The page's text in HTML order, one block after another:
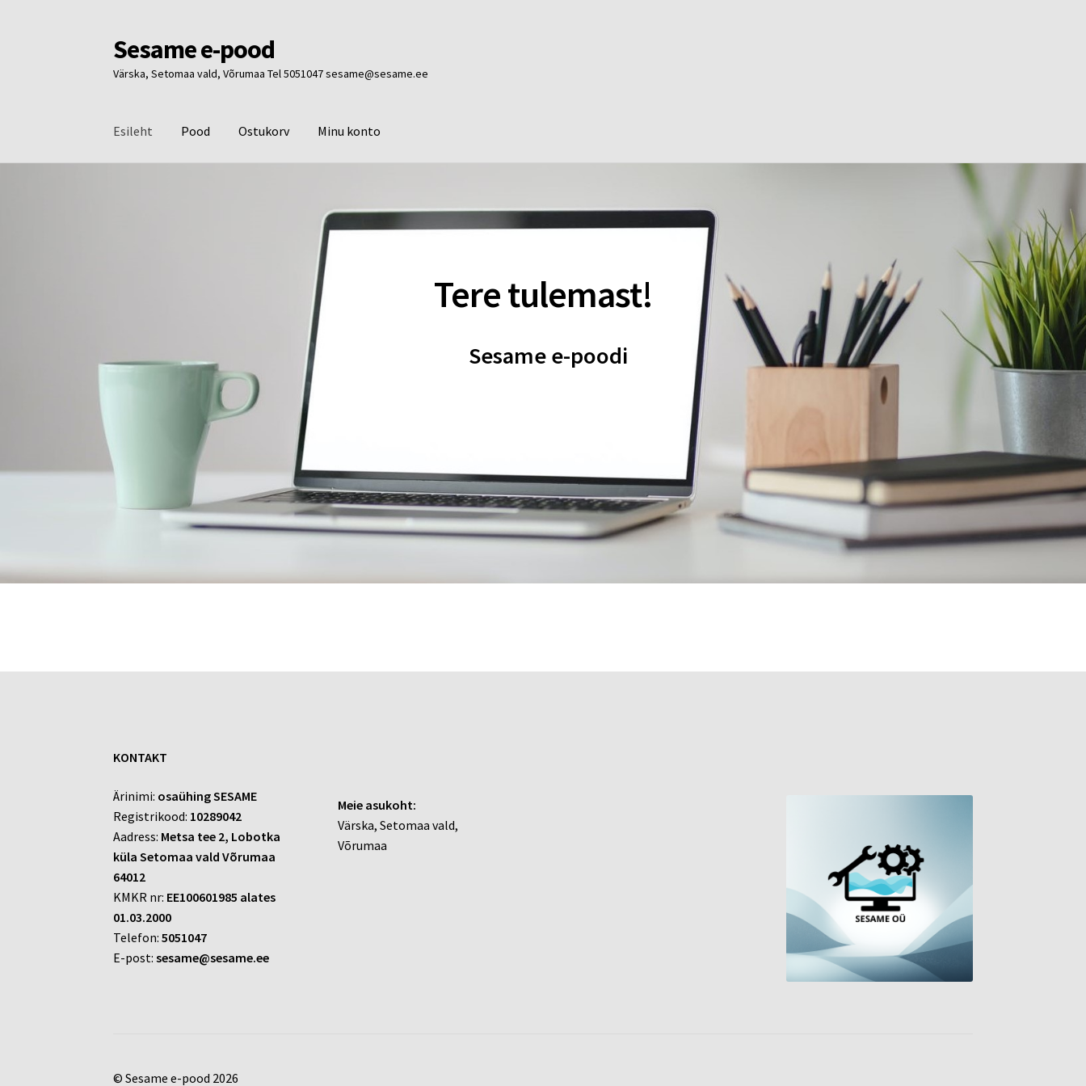
Liigu
navigeerimisele
Liigu
sisu
juurde
Sesame e-pood
Värska, Setomaa vald, Võrumaa Tel 5051047 sesame@sesame.ee
Esileht Pood Ostukorv Minu konto
Tere tulemast!
Sesame e-poodi
KONTAKT
Ärinimi: osaühing SESAME
Registrikood: 10289042
Aadress: Metsa tee 2, Lobotka
küla Setomaa vald Võrumaa
64012
KMKR nr: EE100601985 alates
01.03.2000
Telefon:5051047
E-post:sesame@sesame.ee
Meie asukoht:
Värska, Setomaa vald,
Võrumaa
© Sesame e-pood 2026